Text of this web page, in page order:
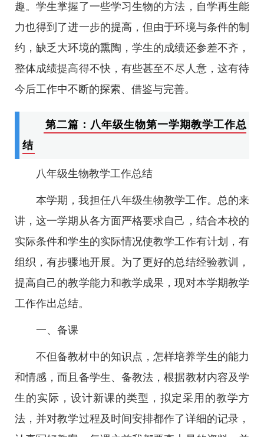
趣。学生掌握了一些学习生物的方法，自学再生能
力也得到了进一步的提高，但由于环境与条件的制
约，缺乏大环境的熏陶，学生的成绩还参差不齐，
整体成绩提高得不快，有些甚至不尽人意，这有待
今后工作中不断的探索、借鉴与完善。
第二篇：八年级生物第一学期教学工作总
结
八年级生物教学工作总结
本学期，我担任八年级生物教学工作。总的来
讲，这一学期从各方面严格要求自己，结合本校的
实际条件和学生的实际情况使教学工作有计划，有
组织，有步骤地开展。为了更好的总结经验教训，
提高自己的教学能力和教学成果，现对本学期教学
工作作出总结。
一、备课
不但备教材中的知识点，怎样培养学生的能力
和情感，而且备学生、备教法，根据教材内容及学
生的实际，设计新课的类型，拟定采用的教学方
法，并对教学过程及时间安排都作了详细的记录，